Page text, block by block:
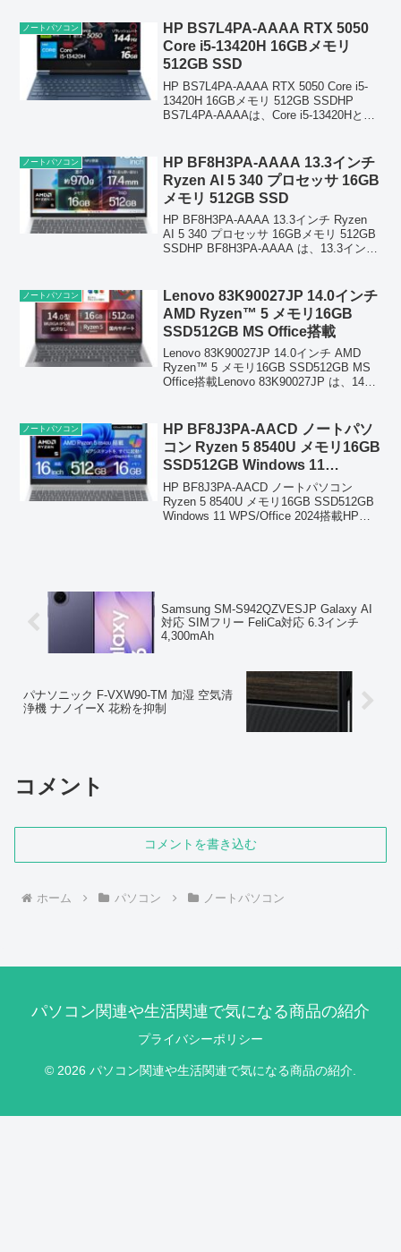
ノートパソコン
HP BS7L4PA-AAAA RTX 5050
Core i5-13420H 16GBメモリ
512GB SSD
HP BS7L4PA-AAAA RTX 5050 Core i5-
13420H 16GBメモリ 512GB SSDHP
BS7L4PA-AAAAは、Core i5-13420Hと
ノートパソコン
HP BF8H3PA-AAAA 13.3インチ
Ryzen AI 5 340 プロセッサ 16GB
メモリ 512GB SSD
HP BF8H3PA-AAAA 13.3インチ Ryzen
AI 5 340 プロセッサ 16GBメモリ 512GB
SSDHP BF8H3PA-AAAA は、13.3インチ
ノートパソコン
Lenovo 83K90027JP 14.0インチ
AMD Ryzen™ 5 メモリ16GB
SSD512GB MS Office搭載
Lenovo 83K90027JP 14.0インチ AMD
Ryzen™ 5 メモリ16GB SSD512GB MS
Office搭載Lenovo 83K90027JP は、14イ
ノートパソコン
HP BF8J3PA-AACD ノートパソ
コン Ryzen 5 8540U メモリ16GB
SSD512GB Windows 11
WPS/Office 2024搭載
HP BF8J3PA-AACD ノートパソコン
Ryzen 5 8540U メモリ16GB SSD512GB
Windows 11 WPS/Office 2024搭載HP
Samsung SM-S942QZVESJP Galaxy AI
対応 SIMフリー FeliCa対応 6.3インチ
4,300mAh
パナソニック F-VXW90-TM 加湿 空気清
浄機 ナノイーX 花粉を抑制
コメント
コメントを書き込む
ホーム パソコン ノートパソコン
パソコン関連や生活関連で気になる商品の紹介
プライバシーポリシー
© 2026 パソコン関連や生活関連で気になる商品の紹介.